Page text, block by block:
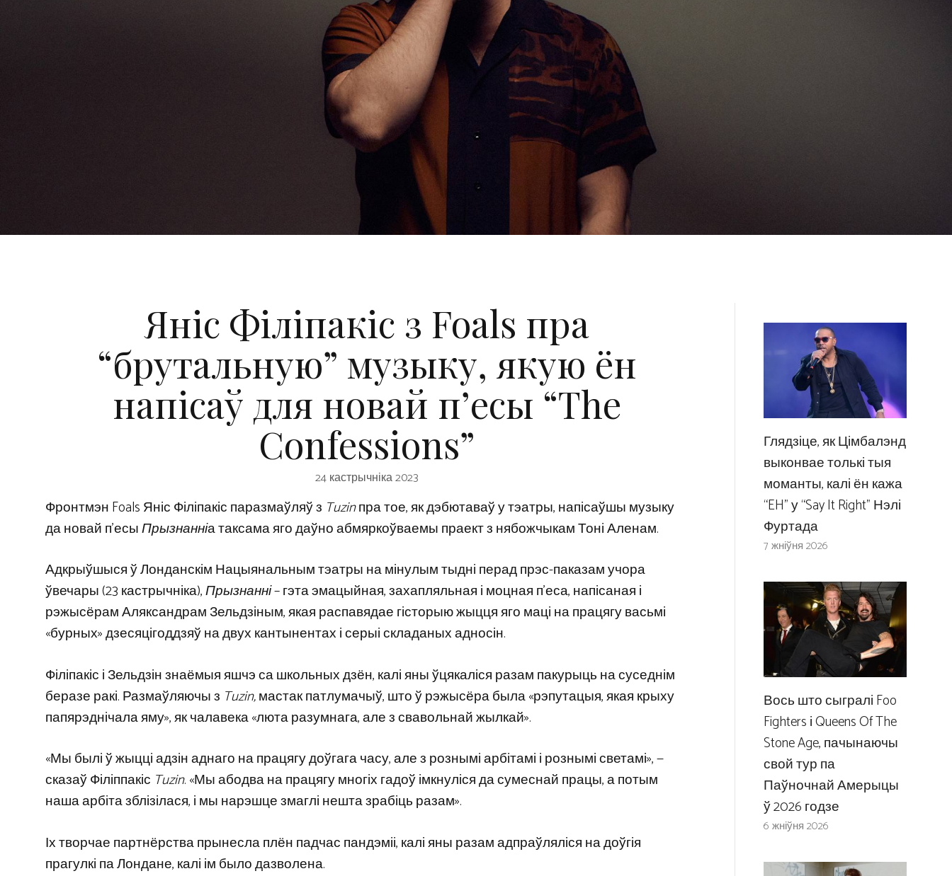
Яніс Філіпакіс з Foals пра
“брутальную” музыку, якую ён
напісаў для новай п’есы “The
Confessions”
24 кастрычніка 2023
Фронтмэн Foals Яніс Філіпакіс паразмаўляў з Tuzinпра тое, як дэбютаваў у тэатры, напісаўшы музыку
да новай п’есыПрызнанніа таксама яго даўно абмяркоўваемы праект з нябожчыкам Тоні Аленам.
Адкрыўшыся ў Лонданскім Нацыянальным тэатры на мінулым тыдні перад прэс-паказам учора
ўвечары (23 кастрычніка),Прызнанні– гэта эмацыйная, захапляльная і моцная п’еса, напісаная і
рэжысёрам Аляксандрам Зельдзіным, якая распавядае гісторыю жыцця яго маці на працягу васьмі
«бурных» дзесяцігоддзяў на двух кантынентах і серыі складаных адносін.
Філіпакіс і Зельдзін знаёмыя яшчэ са школьных дзён, калі яны ўцякаліся разам пакурыць на суседнім
беразе ракі. Размаўляючы з Tuzin,мастак патлумачыў, што ў рэжысёра была «рэпутацыя, якая крыху
папярэднічала яму», як чалавека «люта разумнага, але з свавольнай жылкай».
«Мы былі ў жыцці адзін аднаго на працягу доўгага часу, але з рознымі арбітамі і рознымі светамі», —
сказаў Філіппакіс Tuzin. «Мы абодва на працягу многіх гадоў імкнуліся да сумеснай працы, а потым
наша арбіта зблізілася, і мы нарэшце змаглі нешта зрабіць разам».
Іх творчае партнёрства прынесла плён падчас пандэміі, калі яны разам адпраўляліся на доўгія
прагулкі па Лондане, калі ім было дазволена.
Глядзіце, як Цімбалэнд
выконвае толькі тыя
моманты, калі ён кажа
“EH” у “Say It Right” Нэлі
Фуртада
7 жніўня 2026
Вось што сыгралі Foo
Fighters і Queens Of The
Stone Age, пачынаючы
свой тур па
Паўночнай Амерыцы
ў 2026 годзе
6 жніўня 2026